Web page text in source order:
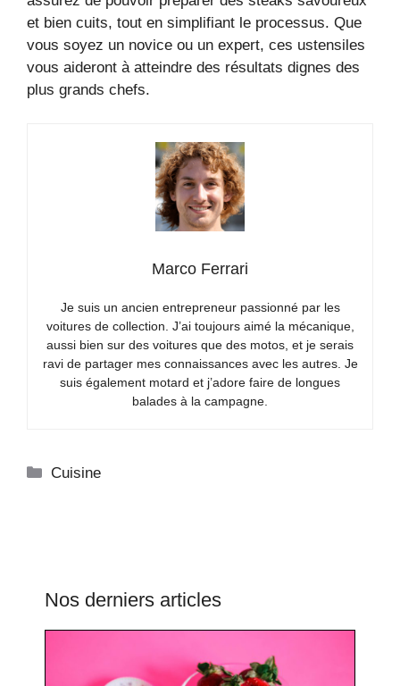
et bien cuits, tout en simplifiant le processus. Que
vous soyez un novice ou un expert, ces ustensiles
vous aideront à atteindre des résultats dignes des
plus grands chefs.
Marco Ferrari
Je suis un ancien entrepreneur passionné par les
voitures de collection. J’ai toujours aimé la mécanique,
aussi bien sur des voitures que des motos, et je serais
ravi de partager mes connaissances avec les autres. Je
suis également motard et j’adore faire de longues
balades à la campagne.
Catégories
Cuisine
Nos derniers articles